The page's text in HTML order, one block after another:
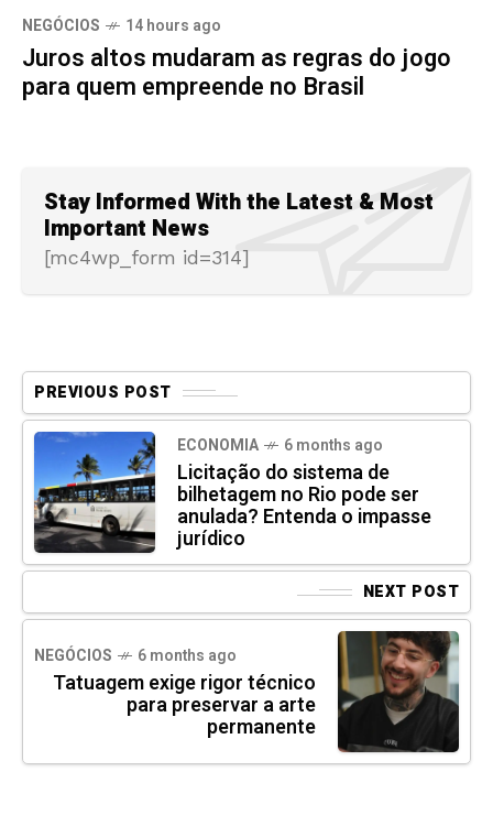
NEGÓCIOS 14 hours ago
Juros altos mudaram as regras do jogo
para quem empreende no Brasil
Stay Informed With the Latest & Most
Important News
[mc4wp_form id=314]
PREVIOUS POST
ECONOMIA 6 months ago
Licitação do sistema de
bilhetagem no Rio pode ser
anulada? Entenda o impasse
jurídico
NEXT POST
NEGÓCIOS 6 months ago
Tatuagem exige rigor técnico
para preservar a arte
permanente